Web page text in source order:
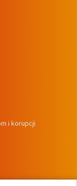
i korupcji